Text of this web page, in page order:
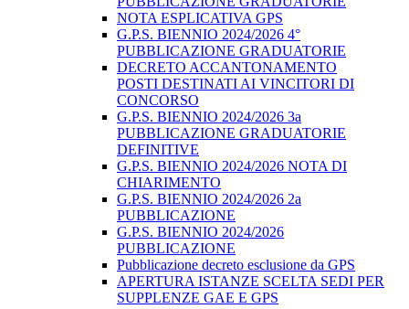
NOTA ESPLICATIVA GPS
G.P.S. BIENNIO 2024/2026 4°
PUBBLICAZIONE GRADUATORIE
DECRETO ACCANTONAMENTO
POSTI DESTINATI AI VINCITORI DI
CONCORSO
G.P.S. BIENNIO 2024/2026 3a
PUBBLICAZIONE GRADUATORIE
DEFINITIVE
G.P.S. BIENNIO 2024/2026 NOTA DI
CHIARIMENTO
G.P.S. BIENNIO 2024/2026 2a
PUBBLICAZIONE
G.P.S. BIENNIO 2024/2026
PUBBLICAZIONE
Pubblicazione decreto esclusione da GPS
APERTURA ISTANZE SCELTA SEDI PER
SUPPLENZE GAE E GPS